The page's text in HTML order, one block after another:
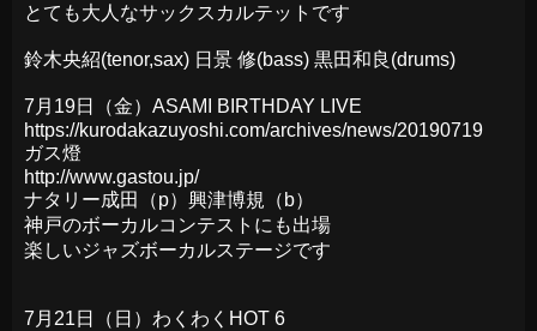
とても大人なサックスカルテットです
鈴木央紹(tenor,sax) 日景 修(bass) 黒田和良(drums)
7月19日（金）ASAMI BIRTHDAY LIVE
https://kurodakazuyoshi.com/archives/news/20190719
ガス燈
http://www.gastou.jp/
ナタリー成田（p）興津博規（b）
神戸のボーカルコンテストにも出場
楽しいジャズボーカルステージです
7月21日（日）わくわくHOT 6